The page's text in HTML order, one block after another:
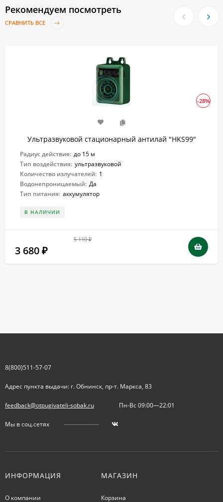
Рекомендуем посмотреть
СРАВНИТЬ ВСЕ
-28%
Ультразвуковой стационарный антилай "HKS99"
Радиус действия: до 15 м
Тип воздействия: ультразвуковой
Количество излучателей: 1
Водонепроницаемый: Да
Тип питания: аккумулятор
В НАЛИЧИИ
5 110₽
3 680 ₽
8(800)511-57-07
Адрес пункта выдачи: г. Обнинск, пр-т. Маркса, 83
feedback@otpugivateli-sobak.ru Пн-Вс 09:00—22:01
Мы в соц.сетях
ИНФОРМАЦИЯ
О компании
МАГАЗИН
Корзина